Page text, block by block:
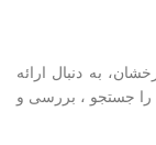
به دنبال ارائه
را جستجو ، بررسی و